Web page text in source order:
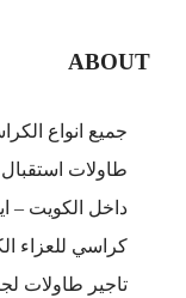
ABOUT
جميع انواع
طاولات
داخل الكويت –
كراسي للعزاء
تاجير طاولات